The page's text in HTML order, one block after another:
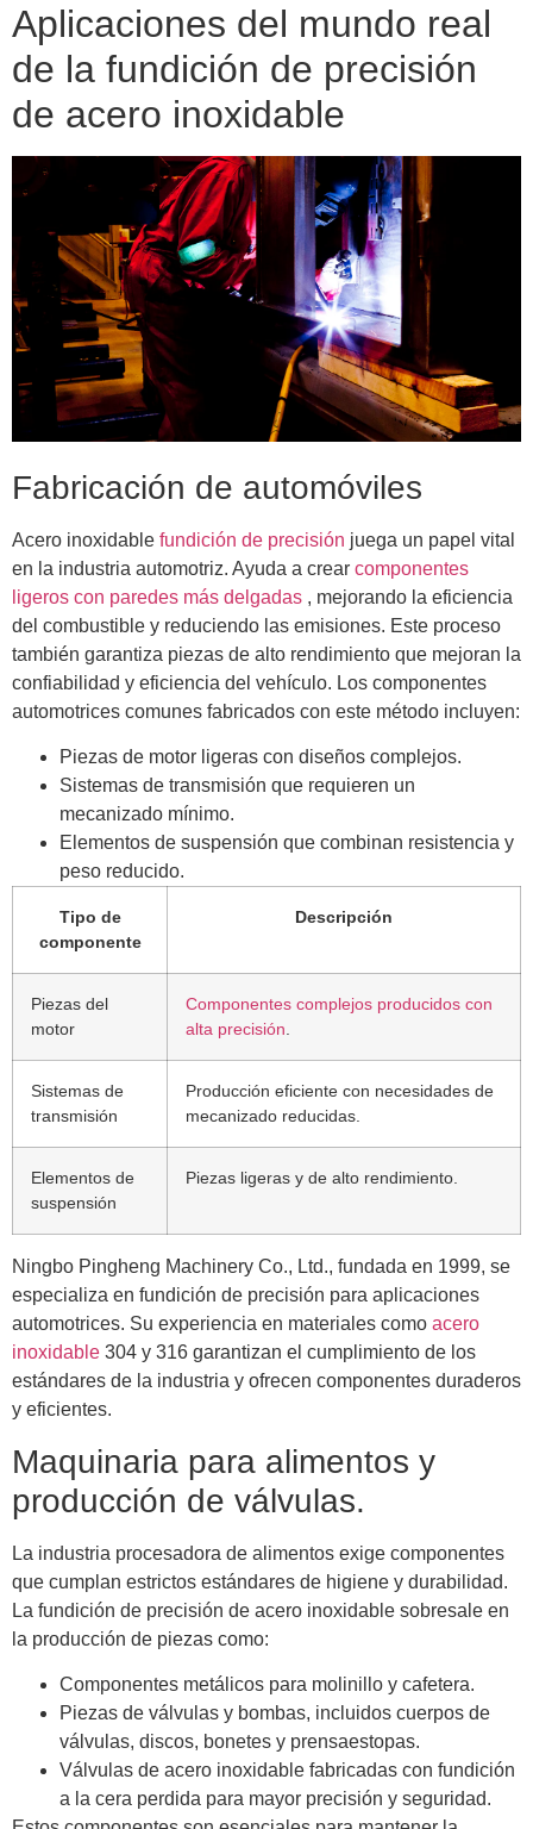
Aplicaciones del mundo real
de la fundición de precisión
de acero inoxidable
Fabricación de automóviles
Acero inoxidable fundición de precisión juega un papel vital
en la industria automotriz. Ayuda a crear componentes
ligeros con paredes más delgadas , mejorando la eficiencia
del combustible y reduciendo las emisiones. Este proceso
también garantiza piezas de alto rendimiento que mejoran la
confiabilidad y eficiencia del vehículo. Los componentes
automotrices comunes fabricados con este método incluyen:
Piezas de motor ligeras con diseños complejos.
Sistemas de transmisión que requieren un
mecanizado mínimo.
Elementos de suspensión que combinan resistencia y
peso reducido.
Tipo de
componente
Descripción
Piezas del
motor
Componentes complejos producidos con
alta precisión.
Sistemas de
transmisión
Producción eficiente con necesidades de
mecanizado reducidas.
Elementos de
suspensión
Piezas ligeras y de alto rendimiento.
Ningbo Pingheng Machinery Co., Ltd., fundada en 1999, se
especializa en fundición de precisión para aplicaciones
automotrices. Su experiencia en materiales como acero
inoxidable 304 y 316 garantizan el cumplimiento de los
estándares de la industria y ofrecen componentes duraderos
y eficientes.
Maquinaria para alimentos y
producción de válvulas.
La industria procesadora de alimentos exige componentes
que cumplan estrictos estándares de higiene y durabilidad.
La fundición de precisión de acero inoxidable sobresale en
la producción de piezas como:
Componentes metálicos para molinillo y cafetera.
Piezas de válvulas y bombas, incluidos cuerpos de
válvulas, discos, bonetes y prensaestopas.
Válvulas de acero inoxidable fabricadas con fundición
a la cera perdida para mayor precisión y seguridad.